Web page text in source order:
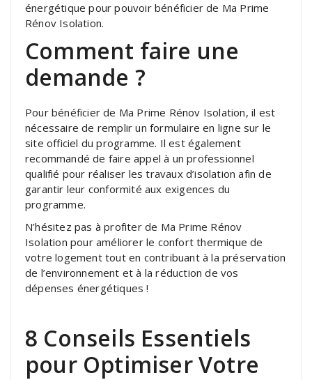
énergétique pour pouvoir bénéficier de Ma Prime
Rénov Isolation.
Comment faire une
demande ?
Pour bénéficier de Ma Prime Rénov Isolation, il est
nécessaire de remplir un formulaire en ligne sur le
site officiel du programme. Il est également
recommandé de faire appel à un professionnel
qualifié pour réaliser les travaux d’isolation afin de
garantir leur conformité aux exigences du
programme.
N’hésitez pas à profiter de Ma Prime Rénov
Isolation pour améliorer le confort thermique de
votre logement tout en contribuant à la préservation
de l’environnement et à la réduction de vos
dépenses énergétiques !
8 Conseils Essentiels
pour Optimiser Votre